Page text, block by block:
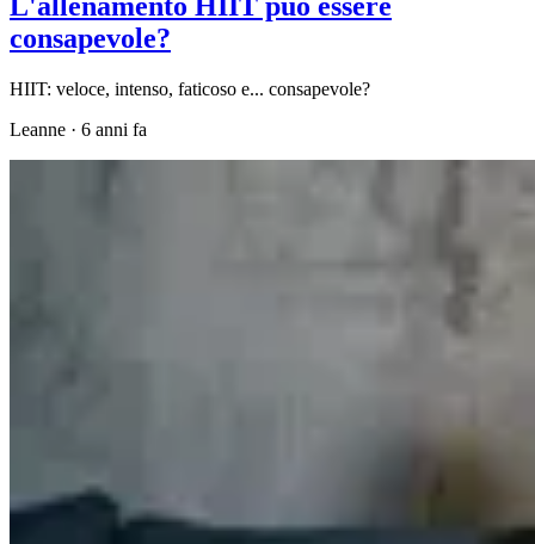
consapevole?
HIIT: veloce, intenso, faticoso e... consapevole?
Leanne · 6 anni fa